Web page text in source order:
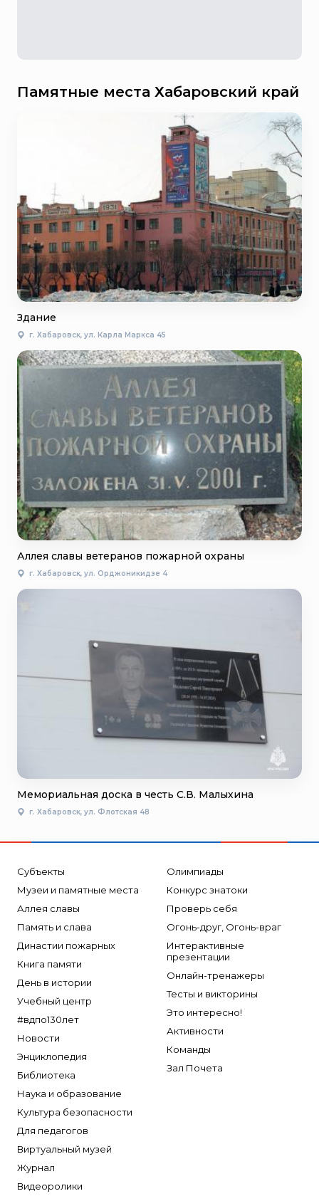
Памятные места Хабаровский край
Здание
г. Хабаровск, ул. Карла Маркса 45
Аллея славы ветеранов пожарной охраны
г. Хабаровск, ул. Орджоникидзе 4
Мемориальная доска в честь С.В. Малыхина
г. Хабаровск, ул. Флотская 48
Субъекты
Музеи и памятные места
Аллея славы
Память и слава
Династии пожарных
Книга памяти
День в истории
Учебный центр
#вдпо130лет
Новости
Энциклопедия
Библиотека
Наука и образование
Культура безопасности
Для педагогов
Виртуальный музей
Журнал
Видеоролики
Олимпиады
Конкурс знатоки
Проверь себя
Огонь-друг, Огонь-враг
Интерактивные
презентации
Онлайн-тренажеры
Тесты и викторины
Это интересно!
Активности
Команды
Зал Почета